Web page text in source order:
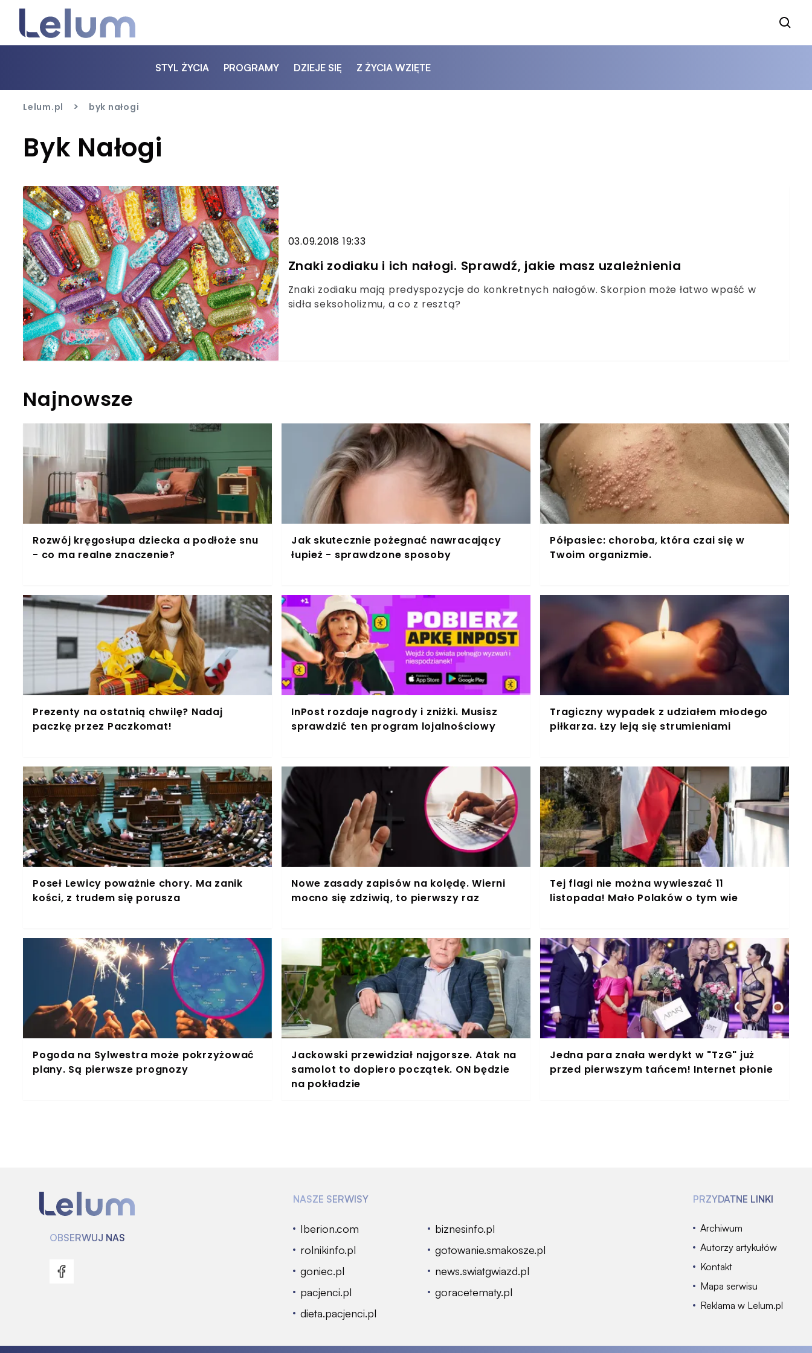
STYL ŻYCIA PROGRAMY DZIEJE SIĘ Z ŻYCIA WZIĘTE
Lelum.pl > byk nałogi
Byk Nałogi
03.09.2018 19:33
Znaki zodiaku i ich nałogi. Sprawdź, jakie masz uzależnienia
Znaki zodiaku mają predyspozycje do konkretnych nałogów. Skorpion może łatwo wpaść w
sidła seksoholizmu, a co z resztą?
Najnowsze
Rozwój kręgosłupa dziecka a podłoże snu
- co ma realne znaczenie?
Jak skutecznie pożegnać nawracający
łupież - sprawdzone sposoby
Półpasiec: choroba, która czai się w
Twoim organizmie.
Prezenty na ostatnią chwilę? Nadaj
paczkę przez Paczkomat!
InPost rozdaje nagrody i zniżki. Musisz
sprawdzić ten program lojalnościowy
Tragiczny wypadek z udziałem młodego
piłkarza. Łzy leją się strumieniami
Poseł Lewicy poważnie chory. Ma zanik
kości, z trudem się porusza
Nowe zasady zapisów na kolędę. Wierni
mocno się zdziwią, to pierwszy raz
Tej flagi nie można wywieszać 11
listopada! Mało Polaków o tym wie
Pogoda na Sylwestra może pokrzyżować
plany. Są pierwsze prognozy
Jackowski przewidział najgorsze. Atak na
samolot to dopiero początek. ON będzie
na pokładzie
Jedna para znała werdykt w "TzG" już
przed pierwszym tańcem! Internet płonie
OBSERWUJ NAS
NASZE SERWISY
Iberion.com
biznesinfo.pl
rolnikinfo.pl
gotowanie.smakosze.pl
goniec.pl
news.swiatgwiazd.pl
pacjenci.pl
goracetematy.pl
dieta.pacjenci.pl
PRZYDATNE LINKI
Archiwum
Autorzy artykułów
Kontakt
Mapa serwisu
Reklama w Lelum.pl